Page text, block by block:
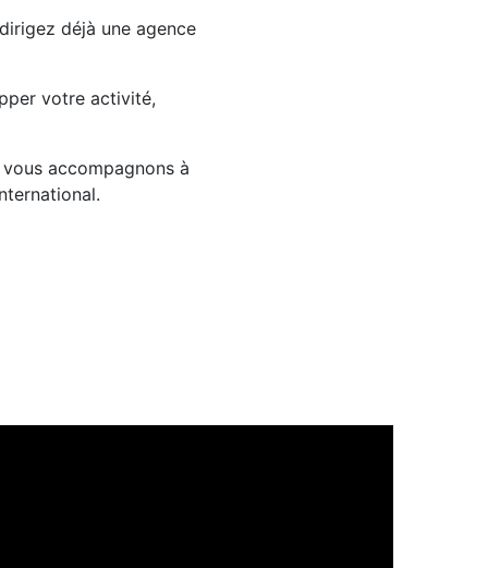
déjà une agence
votre activité,
accompagnons à